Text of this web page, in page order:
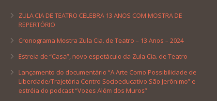
ZULA CIA DE TEATRO CELEBRA 13 ANOS COM MOSTRA DE
REPERTÓRIO
Cronograma Mostra Zula Cia. de Teatro – 13 Anos – 2024
Estreia de “Casa”, novo espetáculo da Zula Cia. de Teatro
Lançamento do documentário “A Arte Como Possibilidade de
Liberdade/Trajetória Centro Socioeducativo São Jerônimo” e
estréia do podcast “Vozes Além dos Muros”